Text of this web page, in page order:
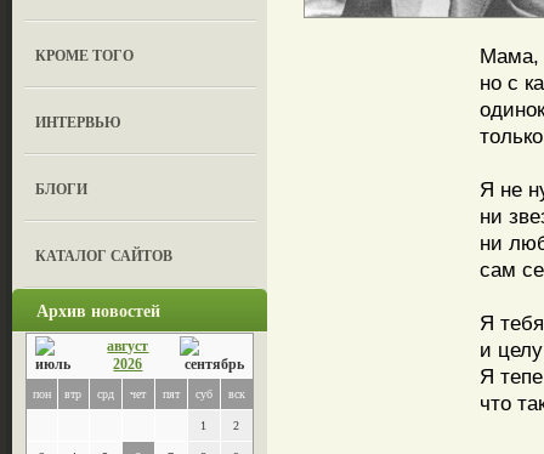
КРОМЕ ТОГО
ИНТЕРВЬЮ
БЛОГИ
КАТАЛОГ САЙТОВ
Архив новостей
август
2026
пон втр срд чет пят суб вск
1 2
Мама,
но с
Я не
ни
ни
сам
Я
и
Я
что